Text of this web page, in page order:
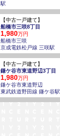
駅
【中古一戸建て】
船橋市三咲8丁目
1,980万円
船橋市三咲
京成電鉄松戸線 三咲駅
【中古一戸建て】
鎌ケ谷市東道野辺3丁目
1,980万円
鎌ケ谷市東道野辺
東武鉄道野田線 鎌ケ谷駅